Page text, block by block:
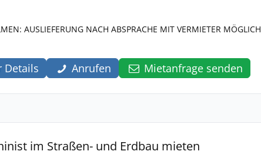
AUSLIEFERUNG NACH ABSPRACHE MIT VERMIETER MÖGLICH
Details Anrufen Mietanfrage senden
im Straßen- und Erdbau mieten